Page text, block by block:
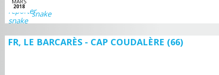
2018
snake
FR, LE BARCARÈS - CAP COUDALÈRE (66)